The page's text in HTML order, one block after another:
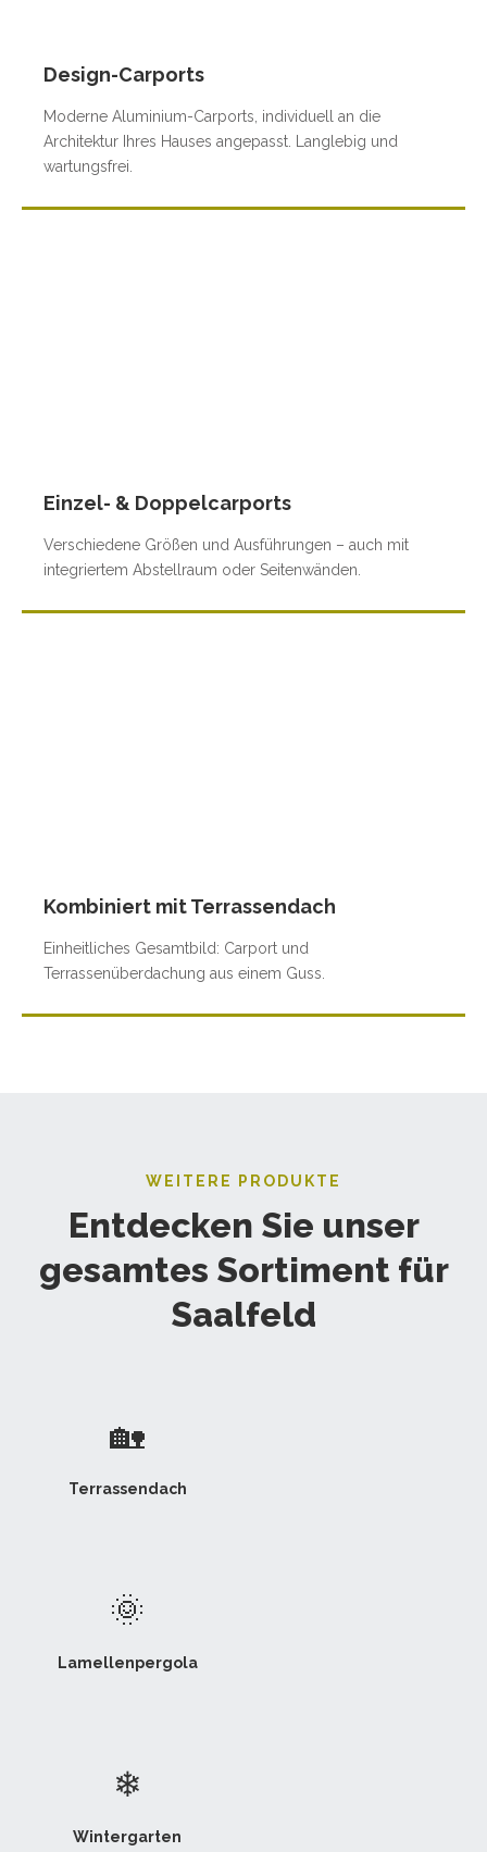
Design-Carports
Moderne Aluminium-Carports, individuell an die
Architektur Ihres Hauses angepasst. Langlebig und
wartungsfrei.
Einzel- & Doppelcarports
Verschiedene Größen und Ausführungen – auch mit
integriertem Abstellraum oder Seitenwänden.
Kombiniert mit Terrassendach
Einheitliches Gesamtbild: Carport und
Terrassenüberdachung aus einem Guss.
WEITERE PRODUKTE
Entdecken Sie unser
gesamtes Sortiment für
Saalfeld
🏡
Terrassendach
🌞
Lamellenpergola
❄
Wintergarten